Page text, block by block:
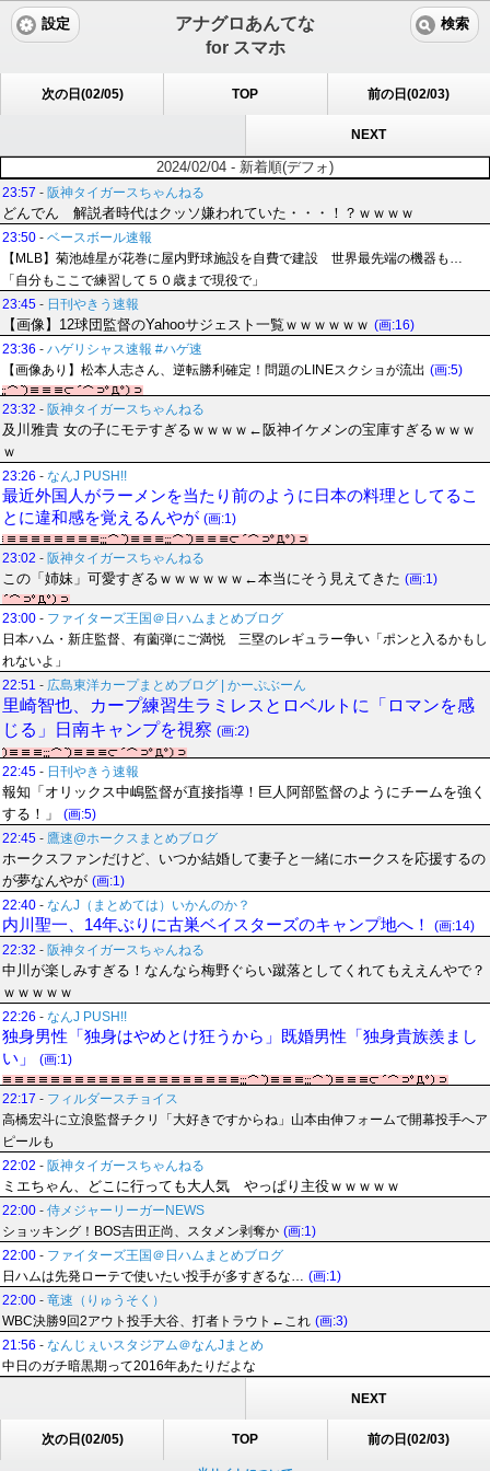
アナグロあんてな
for スマホ
設定 検索
次の日(02/05) TOP 前の日(02/03)
NEXT
2024/02/04 - 新着順(デフォ)
23:57 - 阪神タイガースちゃんねる
どんでん 解説者時代はクッソ嫌われていた・・・！？ｗｗｗｗ
23:50 - ベースボール速報
【MLB】菊池雄星が花巻に屋内野球施設を自費で建設 世界最先端の機器も…
「自分もここで練習して５０歳まで現役で」
23:45 - 日刊やきう速報
【画像】12球団監督のYahooサジェスト一覧ｗｗｗｗｗｗ (画:16)
23:36 - ハゲリシャス速報 #ハゲ速
【画像あり】松本人志さん、逆転勝利確定！問題のLINEスクショが流出 (画:5)
23:32 - 阪神タイガースちゃんねる
及川雅貴 女の子にモテすぎるｗｗｗｗ←阪神イケメンの宝庫すぎるｗｗｗ
ｗ
23:26 - なんJ PUSH!!
最近外国人がラーメンを当たり前のように日本の料理としてるこ
とに違和感を覚えるんやが (画:1)
23:02 - 阪神タイガースちゃんねる
この「姉妹」可愛すぎるｗｗｗｗｗｗ←本当にそう見えてきた (画:1)
23:00 - ファイターズ王国＠日ハムまとめブログ
日本ハム・新庄監督、有薗弾にご満悦 三塁のレギュラー争い「ポンと入るかもし
れないよ」
22:51 - 広島東洋カープまとめブログ | かーぷぶーん
里崎智也、カープ練習生ラミレスとロベルトに「ロマンを感
じる」日南キャンプを視察 (画:2)
22:45 - 日刊やきう速報
報知「オリックス中嶋監督が直接指導！巨人阿部監督のようにチームを強く
する！」
(画:5)
22:45 - 鷹速@ホークスまとめブログ
ホークスファンだけど、いつか結婚して妻子と一緒にホークスを応援するの
が夢なんやが (画:1)
22:40 - なんJ（まとめては）いかんのか？
内川聖一、14年ぶりに古巣ベイスターズのキャンプ地へ！
(画:14)
22:32 - 阪神タイガースちゃんねる
中川が楽しみすぎる！なんなら梅野ぐらい蹴落としてくれてもええんやで？
ｗｗｗｗｗ
22:26 - なんJ PUSH!!
独身男性「独身はやめとけ狂うから」既婚男性「独身貴族羨まし
い」
(画:1)
22:17 - フィルダースチョイス
高橋宏斗に立浪監督チクリ「大好きですからね」山本由伸フォームで開幕投手へア
ピールも
22:02 - 阪神タイガースちゃんねる
ミエちゃん、どこに行っても大人気 やっぱり主役ｗｗｗｗｗ
22:00 - 侍メジャーリーガーNEWS
ショッキング！BOS吉田正尚、スタメン剥奪か (画:1)
22:00 - ファイターズ王国＠日ハムまとめブログ
日ハムは先発ローテで使いたい投手が多すぎるな… (画:1)
22:00 - 竜速（りゅうそく）
WBC決勝9回2アウト投手大谷、打者トラウト←これ (画:3)
21:56 - なんじぇいスタジアム＠なんJまとめ
中日のガチ暗黒期って2016年あたりだよな
NEXT
次の日(02/05) TOP 前の日(02/03)